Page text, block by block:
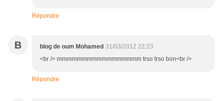
Répondre
B blog de oum Mohamed 31/03/2012 22:23
<br /> mmmmmmmmmmmmmmmmm trso trso bon<br />
Répondre